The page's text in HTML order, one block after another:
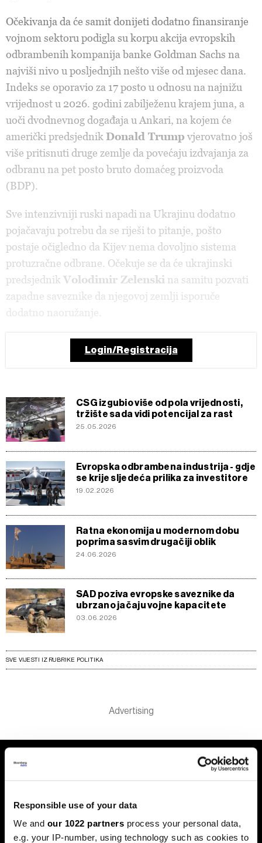
Responsible use of your data
We and our 1022 partners process your personal data,
e.g. your IP-number, using technology such as cookies to
Očekivanja da će samit donijeti dodatno finansiranje
vojnom sektoru podigla su korpu akcija evropskih
odbrambenih kompanija banke Goldman Sachs na
najviši nivo u posljednjih nešto više od mjesec dana.
Indeks se oporavio za 17 posto u odnosu na najnižu
vrijednost u 2026. godini zabilježenu krajem juna, a
uoči dvodnevnog događaja u Ankari, na kojem će
američki predsjednik Donald Trump vjerovatno još
više pritisnuti druge zemlje da povećaju izdvajanja za
odbranu na pet posto bruto domaćeg proizvoda
(BDP).
Sve intenzivniji ruski napadi na Ukrajinu dodatno
pojačavaju potrebu da se riješi to pitanje, pošto
postaje očigledno da Kijev nema dovoljno sistema
protuzračne odbrane. Očekuje se da će ukrajinski
predsjednik Volodimir Zelenski na samitu pozvati
zapadne saveznike da njegovoj zemlji isporuče
dodatno naoružanje.
Login/Registracija
CSG izgubio više od pola vrijednosti,
tržište sada vidi potencijal za rast
25.05.2026
Evropska odbrambena industrija - gdje
se krije sljedeća prilika za investitore
19.02.2026
Ratna ekonomija u modernom dobu
poprima sasvim drugačiji oblik
24.06.2026
SAD poziva evropske saveznike da
ubrzano jačaju vojne kapacitete
03.06.2026
SVE VIJESTI IZ RUBRIKE POLITIKA